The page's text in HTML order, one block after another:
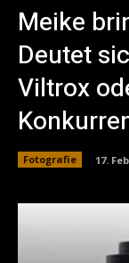
Meike
Deutet
Viltrox
Fotografie 17.